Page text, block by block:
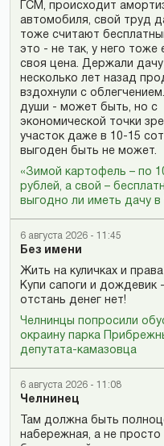
ГСМ, происходит
автомобиля, свой труд
тоже считают
это - не так, у него тоже
своя цена. Держали дачу
несколько лет назад
вздохнули с
души - может быть, но с
экономической точки
участок даже в 10-15
выгоден быть не может.
«Зимой картофель – по
рублей, а свой –
выгодно ли иметь дачу в
6 августа 2026 - 11:45
Без имени
Жить на куличках и права
Купи сапоги и дождевик -
отстань денег нет!
Челнинцы попросили
окраину парка
депутата-камазовца
6 августа 2026 - 11:08
Челнинец
Там должна быть
набережная, а не просто